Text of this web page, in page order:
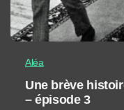
Aléa
Une brève
– épisode 3